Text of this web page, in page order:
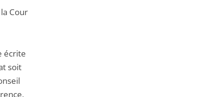
Cour
écrite
soit